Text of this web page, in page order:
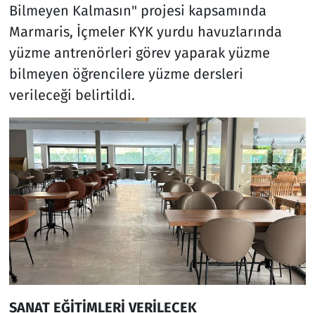
Bilmeyen Kalmasın" projesi kapsamında
Marmaris, İçmeler KYK yurdu havuzlarında
yüzme antrenörleri görev yaparak yüzme
bilmeyen öğrencilere yüzme dersleri
verileceği belirtildi.
SANAT EĞİTİMLERİ VERİLECEK